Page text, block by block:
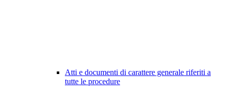
Atti e documenti di carattere generale riferiti a
tutte le procedure